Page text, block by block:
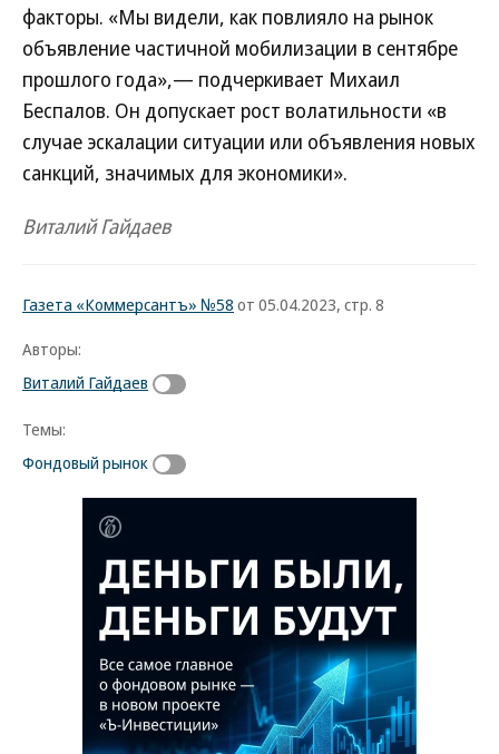
факторы. «Мы видели, как повлияло на рынок
объявление частичной мобилизации в сентябре
прошлого года»,— подчеркивает Михаил
Беспалов. Он допускает рост волатильности «в
случае эскалации ситуации или объявления новых
санкций, значимых для экономики».
Виталий Гайдаев
Газета «Коммерсантъ» №58 от 05.04.2023, стр. 8
Авторы:
Виталий Гайдаев
Темы:
Фондовый рынок